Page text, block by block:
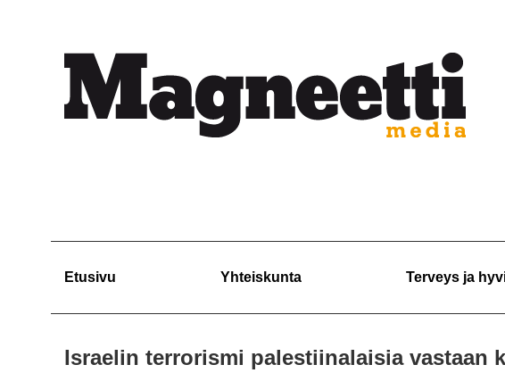
Etusivu Yhteiskunta Terveys ja
Israelin terrorismi palestiinalaisia vastaan